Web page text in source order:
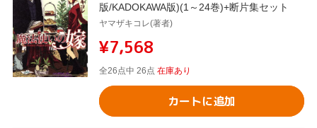
版/KADOKAWA版)(1～24巻)+断片集セット
ヤマザキコレ(著者)
¥7,568
全26点中 26点 在庫あり
カートに追加